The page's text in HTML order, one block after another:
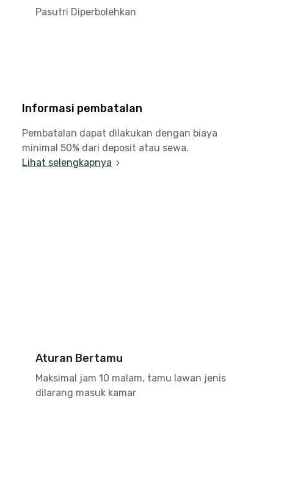
Pasutri Diperbolehkan
Informasi pembatalan
Pembatalan dapat dilakukan dengan biaya
minimal 50% dari deposit atau sewa.
Lihat selengkapnya
Aturan Bertamu
Maksimal jam 10 malam, tamu lawan jenis
dilarang masuk kamar